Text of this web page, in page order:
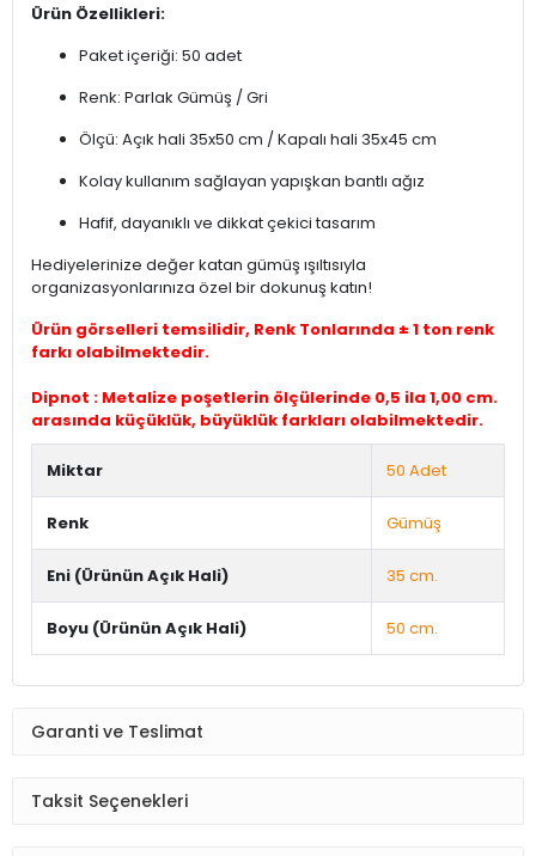
Ürün Özellikleri:
Paket içeriği: 50 adet
Renk: Parlak Gümüş / Gri
Ölçü: Açık hali 35x50 cm / Kapalı hali 35x45 cm
Kolay kullanım sağlayan yapışkan bantlı ağız
Hafif, dayanıklı ve dikkat çekici tasarım
Hediyelerinize değer katan gümüş ışıltısıyla
organizasyonlarınıza özel bir dokunuş katın!
Ürün görselleri temsilidir, Renk Tonlarında ± 1 ton renk
farkı olabilmektedir.
Dipnot : Metalize poşetlerin ölçülerinde 0,5 ila 1,00 cm.
arasında küçüklük, büyüklük farkları olabilmektedir.
Miktar 50 Adet
Renk Gümüş
Eni (Ürünün Açık Hali) 35 cm.
Boyu (Ürünün Açık Hali) 50 cm.
Garanti ve Teslimat
Taksit Seçenekleri